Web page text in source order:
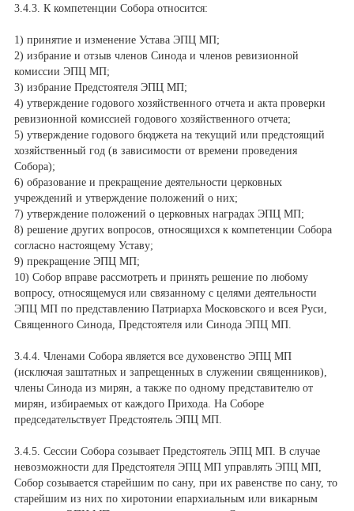
3.4.3. К компетенции Собора относится:
1) принятие и изменение Устава ЭПЦ МП;
2) избрание и отзыв членов Синода и членов ревизионной
комиссии ЭПЦ МП;
3) избрание Предстоятеля ЭПЦ МП;
4) утверждение годового хозяйственного отчета и акта проверки
ревизионной комиссией годового хозяйственного отчета;
5) утверждение годового бюджета на текущий или предстоящий
хозяйственный год (в зависимости от времени проведения
Собора);
6) образование и прекращение деятельности церковных
учреждений и утверждение положений о них;
7) утверждение положений о церковных наградах ЭПЦ МП;
8) решение других вопросов, относящихся к компетенции Собора
согласно настоящему Уставу;
9) прекращение ЭПЦ МП;
10) Собор вправе рассмотреть и принять решение по любому
вопросу, относящемуся или связанному с целями деятельности
ЭПЦ МП по представлению Патриарха Московского и всея Руси,
Священного Синода, Предстоятеля или Синода ЭПЦ МП.
3.4.4. Членами Собора является все духовенство ЭПЦ МП
(исключая заштатных и запрещенных в служении священников),
члены Синода из мирян, а также по одному представителю от
мирян, избираемых от каждого Прихода. На Соборе
председательствует Предстоятель ЭПЦ МП.
3.4.5. Сессии Собора созывает Предстоятель ЭПЦ МП. В случае
невозможности для Предстоятеля ЭПЦ МП управлять ЭПЦ МП,
Собор созывается старейшим по сану, при их равенстве по сану, то
старейшим из них по хиротонии епархиальным или викарным